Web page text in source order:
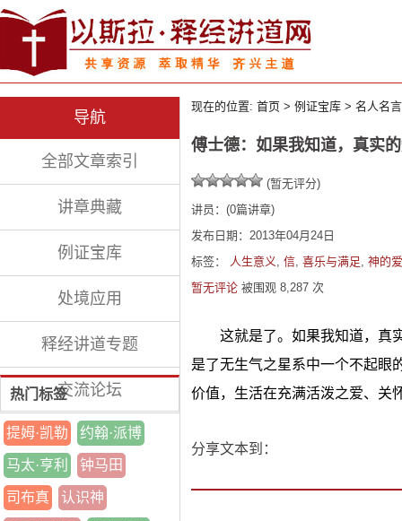
导航
全部文章索引
讲章典藏
例证宝库
处境应用
释经讲道专题
交流论坛
热门标签
提姆·凯勒 约翰·派博
马太·亨利 钟马田
司布真 认识神
现在的位置: 首页 > 例证宝库 > 名人名言
傅士德：如果我知道，真实
(暂无评分)
讲员： (0篇讲章)
发布日期：2013年04月24日
标签： 人生意义, 信, 喜乐与满足, 神的爱
暂无评论 被围观 8,287 次
这就是了。如果我知道，真
是了无生气之星系中一个不起眼
价值，生活在充满活泼之爱、关
分享文本到：